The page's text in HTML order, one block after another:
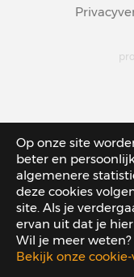
Op onze site
beter en
algemenere
deze cookies
site. Als je
ervan uit dat je
Wil je meer weten?
Bekijk onze